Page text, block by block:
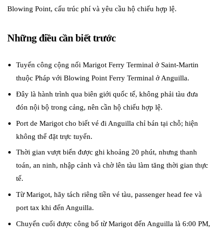
Blowing Point, cấu trúc phí và yêu cầu hộ chiếu hợp lệ.
Những điều cần biết trước
Tuyến công cộng nối Marigot Ferry Terminal ở Saint-Martin
thuộc Pháp với Blowing Point Ferry Terminal ở Anguilla.
Đây là hành trình qua biên giới quốc tế, không phải tàu đưa
đón nội bộ trong cảng, nên cần hộ chiếu hợp lệ.
Port de Marigot cho biết vé đi Anguilla chỉ bán tại chỗ; hiện
không thể đặt trực tuyến.
Thời gian vượt biển được ghi khoảng 20 phút, nhưng thanh
toán, an ninh, nhập cảnh và chờ lên tàu làm tăng thời gian thực
tế.
Từ Marigot, hãy tách riêng tiền vé tàu, passenger head fee và
port tax khi đến Anguilla.
Chuyến cuối được công bố từ Marigot đến Anguilla là 6:00 PM,